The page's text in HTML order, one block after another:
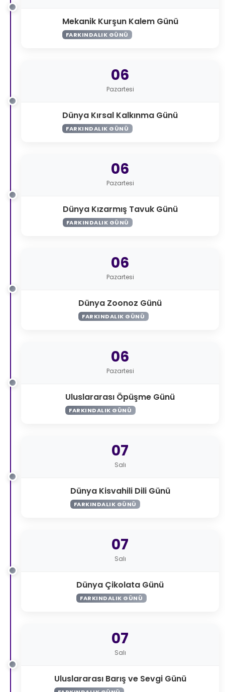
Mekanik Kurşun Kalem Günü
FARKINDALIK GÜNÜ
06
Pazartesi
Dünya Kırsal Kalkınma Günü
FARKINDALIK GÜNÜ
06
Pazartesi
Dünya Kızarmış Tavuk Günü
FARKINDALIK GÜNÜ
06
Pazartesi
Dünya Zoonoz Günü
FARKINDALIK GÜNÜ
06
Pazartesi
Uluslararası Öpüşme Günü
FARKINDALIK GÜNÜ
07
Salı
Dünya Kisvahili Dili Günü
FARKINDALIK GÜNÜ
07
Salı
Dünya Çikolata Günü
FARKINDALIK GÜNÜ
07
Salı
Uluslararası Barış ve Sevgi Günü